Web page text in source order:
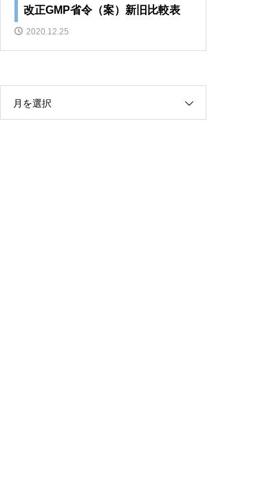
改正GMP省令（案）新旧比較表
2020.12.25
月を選択